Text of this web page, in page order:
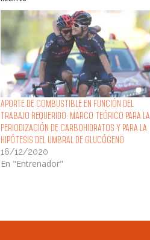
Aporte de Combustible en Función del
Trabajo Requerido: Marco Teórico para la
Periodización de Carbohidratos y para la
Hipótesis del Umbral de Glucógeno
16/12/2020
En "Entrenador"